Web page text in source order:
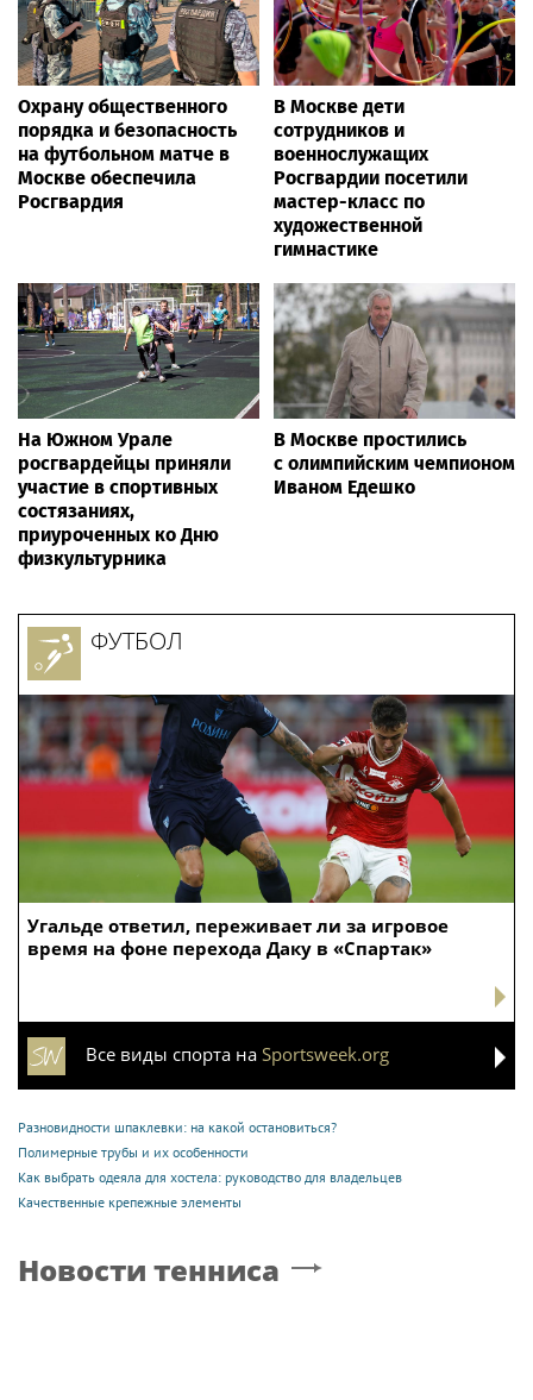
Охрану общественного
порядка и безопасность
на футбольном матче в
Москве обеспечила
Росгвардия
В Москве дети
сотрудников и
военнослужащих
Росгвардии посетили
мастер-класс по
художественной
гимнастике
На Южном Урале
росгвардейцы приняли
участие в спортивных
состязаниях,
приуроченных ко Дню
физкультурника
В Москве простились
с олимпийским чемпионом
Иваном Едешко
Угальде ответил, переживает ли за игровое
время на фоне перехода Даку в «Спартак»
ФУТБОЛ
Все виды спорта на Sportsweek.org
Разновидности шпаклевки: на какой остановиться?
Полимерные трубы и их особенности
Как выбрать одеяла для хостела: руководство для владельцев
Качественные крепежные элементы
Новости тенниса